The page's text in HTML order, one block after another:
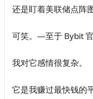
还是盯着美联储点阵图
可笑。—至于 Bybit 官
我对它感情很复杂。
它是我赚过最快钱的